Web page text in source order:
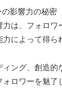
影響力の秘密
は、フォロワ
によって得ら
ング、創造的
ロワーを魅了